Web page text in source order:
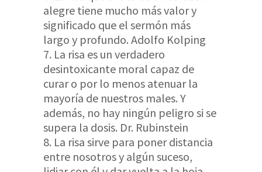
alegre tiene mucho más valor y
significado que el sermón más
largo y profundo. Adolfo Kolping
La risa es un verdadero
desintoxicante moral capaz de
curar o por lo menos atenuar la
mayoría de nuestros males. Y
además, no hay ningún peligro si se
supera la dosis. Dr. Rubinstein
La risa sirve para poner distancia
entre nosotros y algún suceso,